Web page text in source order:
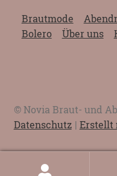
Brautmode
Bolero
Über uns
© Novia Braut- und
Datenschutz
Erstellt